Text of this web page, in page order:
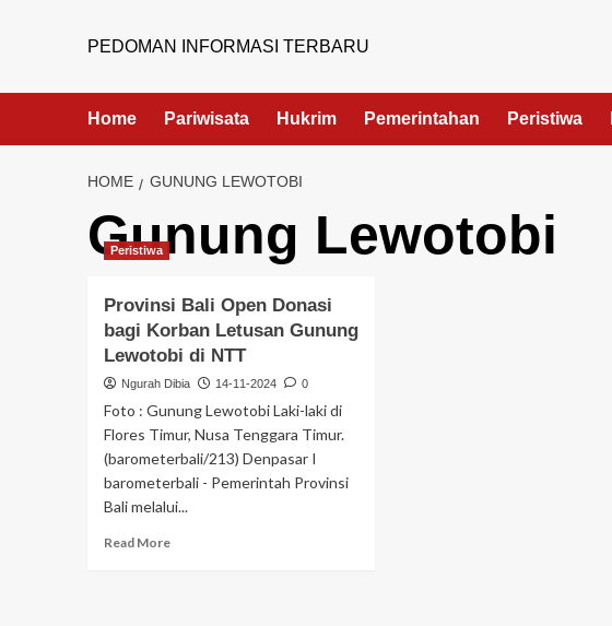
PEDOMAN INFORMASI TERBARU
Home Pariwisata Hukrim Pemerintahan Peristiwa
HOME GUNUNG LEWOTOBI
Gunung Lewotobi
Peristiwa
Provinsi Bali Open Donasi
bagi Korban Letusan Gunung
Lewotobi di NTT
Ngurah Dibia 14-11-2024 0
Foto : Gunung Lewotobi Laki-laki di
Flores Timur, Nusa Tenggara Timur.
(barometerbali/213) Denpasar I
barometerbali - Pemerintah Provinsi
Bali melalui...
Read More